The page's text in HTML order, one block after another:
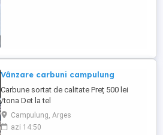
Vânzare carbuni campulung
Carbune sortat de calitate Preț 500 lei
/tona Det la tel
Campulung, Arges
azi 14:50